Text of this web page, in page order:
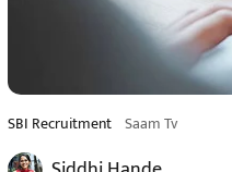
SBI Recruitment Saam Tv